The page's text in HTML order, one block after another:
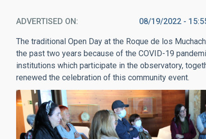
ADVERTISED ON 08/19/2022 -
The traditional Open Day at the Roque de los
the past two years because of the COVID-19
institutions which participate in the observatory,
renewed the celebration of this community event.